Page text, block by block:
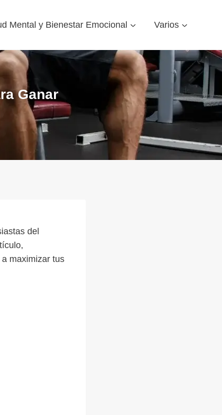
Mental y Bienestar Emocional Varios
Ganar
del
maximizar tus